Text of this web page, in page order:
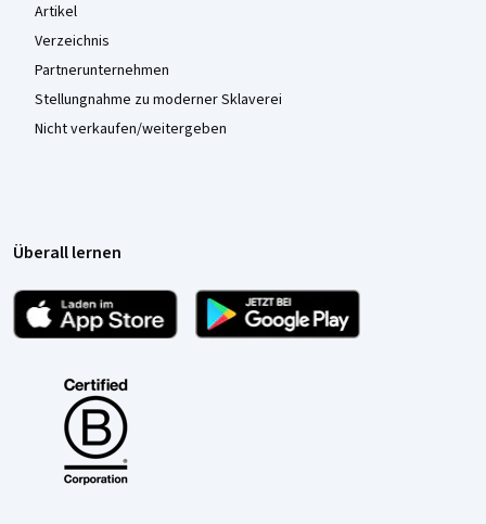
Artikel
Verzeichnis
Partnerunternehmen
Stellungnahme zu moderner Sklaverei
Nicht verkaufen/weitergeben
Überall lernen